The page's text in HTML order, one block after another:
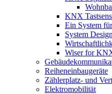
KNX
Ein System
System Design
Wiser for
Reiheneinbaugeräte
Zählerplatz- und
Elektromobilität